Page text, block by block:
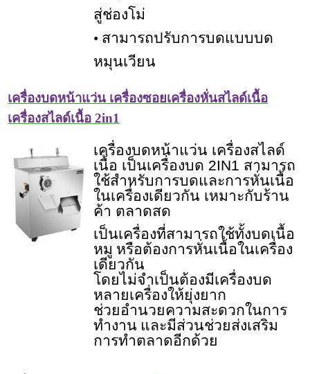
สู่ช่องโม่
• สามารถปรับการบดแบบบด
หมุนเวียน
เครื่องบดหน้าแว่น เครื่องซอยเครื่องหั่นสไลด์เนื้อ
เครื่องสไลด์เนื้อ 2in1
เครื่องบดหน้าแว่น เครื่องสไลด์
เนื้อ เป็นเครื่องบด 2IN1 สามารถ
ใช้สำหรับการบดและการหั่นเนื้อ
ในเครื่องเดียวกัน เหมาะกับร้าน
ค้า ตลาดสด
เป็นเครื่องที่สามารถใช้ทั้งบดเนื้อ
หมู หรือต้องการหั่นเนื้อในเครื่อง
เดียวกัน
โดยไม่จำเป็นต้องมีเครื่องบด
หลายเครื่องให้ยุ่งยาก
ช่วยอำนวยความสะดวกในการ
ทำงาน และมีส่วนช่วยส่งเสริม
การทำตลาดอีกด้วย